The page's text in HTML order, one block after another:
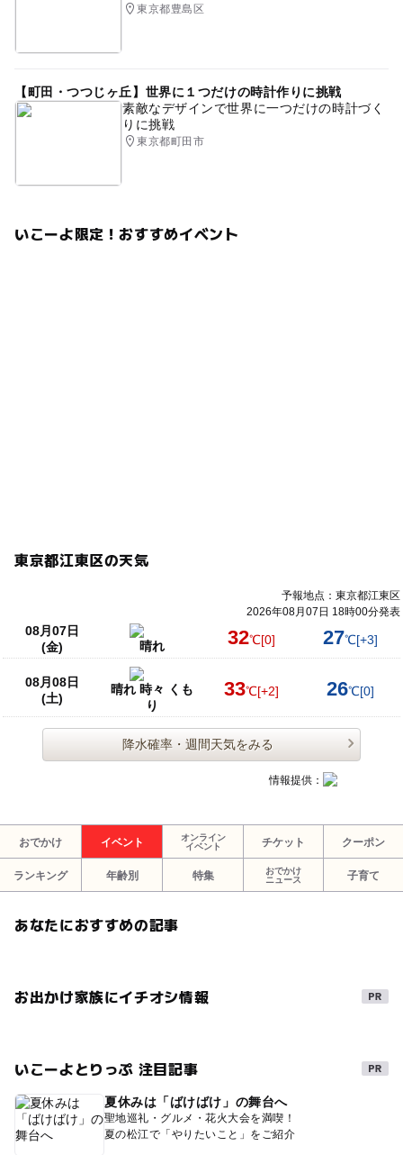
東京都豊島区
【町田・つつじヶ丘】世界に１つだけの時計作りに挑戦
素敵なデザインで世界に一つだけの時計づく
りに挑戦
東京都町田市
いこーよ限定！おすすめイベント
東京都江東区の天気
予報地点：東京都江東区
2026年08月07日 18時00分発表
08月07日
(金)
晴れ 32℃[0] 27℃[+3]
08月08日
(土)
晴れ 時々 くも
り
33℃[+2] 26℃[0]
降水確率・週間天気をみる
情報提供：
おでかけ イベント
オンライン
イベント
チケット クーポン
ランキング 年齢別 特集
おでかけ
ニュース
子育て
あなたにおすすめの記事
お出かけ家族にイチオシ情報
いこーよとりっぷ 注目記事
夏休みは「ばけばけ」の舞台へ
聖地巡礼・グルメ・花火大会を満喫！
夏の松江で「やりたいこと」をご紹介